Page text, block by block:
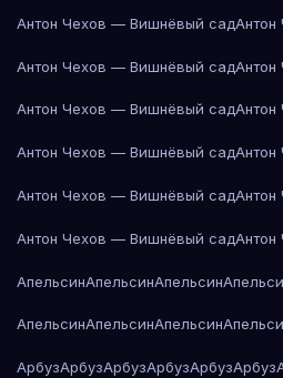
Антон Чехов — Вишнёвый сад
Антон Чехов — Вишнёвый сад
Антон Чехов — Вишнёвый сад
Антон Чехов — Вишнёвый сад
Антон Чехов — Вишнёвый сад
Антон Чехов — Вишнёвый сад
АпельсинАпельсинАпельсин
АпельсинАпельсинАпельсин
АрбузАрбузАрбузАрбузАрбузАрбуз